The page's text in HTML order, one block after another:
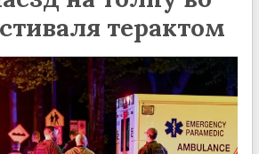
терактом